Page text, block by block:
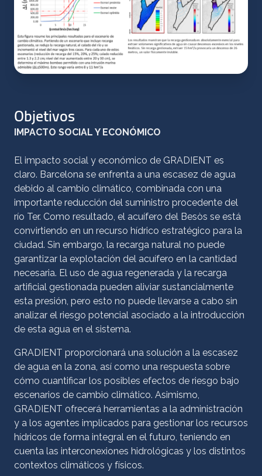
Objetivos
IMPACTO SOCIAL Y ECONÓMICO
El impacto social y económico de GRADIENT es
claro. Barcelona se enfrenta a una escasez de agua
debido al cambio climático, combinada con una
importante reducción del suministro procedente del
río Ter. Como resultado, el acuífero del Besòs se está
convirtiendo en un recurso hídrico estratégico para la
ciudad. Sin embargo, la recarga natural no puede
garantizar la explotación del acuífero en la cantidad
necesaria. El uso de agua regenerada y la recarga
artificial gestionada pueden aliviar sustancialmente
esta presión, pero esto no puede llevarse a cabo sin
analizar el riesgo potencial asociado a la introducción
de esta agua en el sistema.
GRADIENT proporcionará una solución a la escasez
de agua en la zona, así como una respuesta sobre
cómo cuantificar los posibles efectos de riesgo bajo
escenarios de cambio climático. Asimismo,
GRADIENT ofrecerá herramientas a la administración
y a los agentes implicados para gestionar los recursos
hídricos de forma integral en el futuro, teniendo en
cuenta las interconexiones hidrológicas y los distintos
contextos climáticos y físicos.